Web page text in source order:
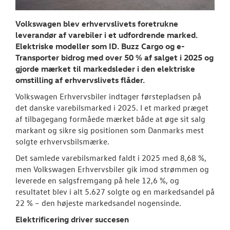
RESERVEDELE
NYHEDER
Tilmeld dig
Danmarks
Aktuelt
OM OS
Volkswagen blev erhvervslivets foretrukne
leverandør af varebiler i et udfordrende marked.
Elektriske modeller som ID. Buzz Cargo og e-
Transporter bidrog med over 50 % af salget i 2025 og
gjorde mærket til markedsleder i den elektriske
omstilling af erhvervslivets flåder.
Volkswagen Erhvervsbiler indtager førstepladsen på
det danske varebilsmarked i 2025. I et marked præget
af tilbagegang formåede mærket både at øge sit salg
markant og sikre sig positionen som Danmarks mest
solgte erhvervsbilsmærke.
Det samlede varebilsmarked faldt i 2025 med 8,68 %,
men Volkswagen Erhvervsbiler gik imod strømmen og
leverede en salgsfremgang på hele 12,6 %, og
resultatet blev i alt 5.627 solgte og en markedsandel på
22 % – den højeste markedsandel nogensinde.
Elektrificering driver succesen